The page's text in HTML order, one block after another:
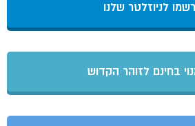
לניוזלטר שלנו
בחינם לזוהר הקדוש